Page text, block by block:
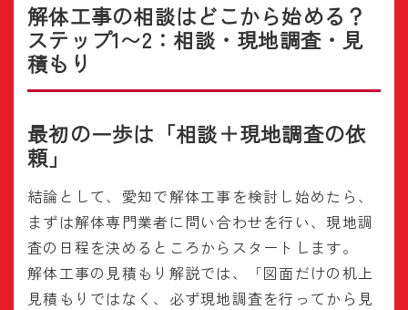
解体工事の相談はどこから始める？
ステップ1〜2：相談・現地調査・見
積もり
最初の一歩は「相談＋現地調査の依
頼」
結論として、愛知で解体工事を検討し始めたら、
まずは解体専門業者に問い合わせを行い、現地調
査の日程を決めるところからスタートします。
解体工事の見積もり解説では、「図面だけの机上
見積もりではなく、必ず現地調査を行ってから見